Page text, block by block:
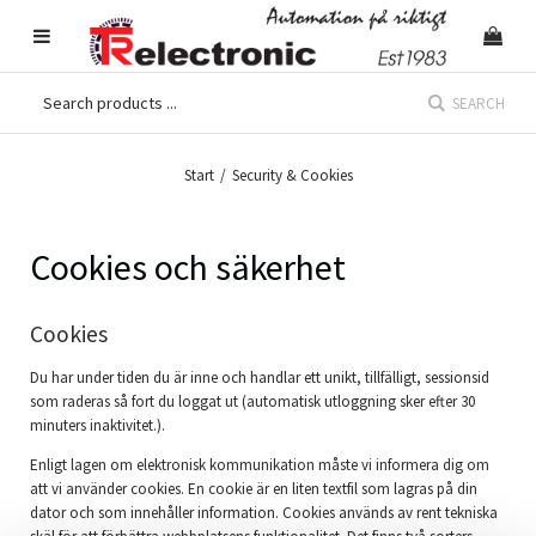
SEARCH
Start / Security & Cookies
Cookies och säkerhet
Cookies
Du har under tiden du är inne och handlar ett unikt, tillfälligt, sessionsid
som raderas så fort du loggat ut (automatisk utloggning sker efter 30
minuters inaktivitet.).
Enligt lagen om elektronisk kommunikation måste vi informera dig om
att vi använder cookies. En cookie är en liten textfil som lagras på din
dator och som innehåller information. Cookies används av rent tekniska